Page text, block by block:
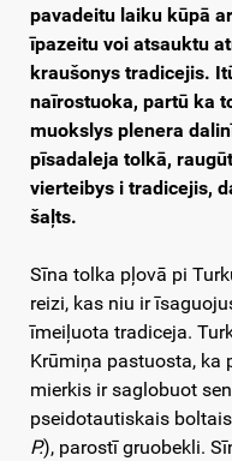
pavadeitu laiku kūpā
īpazeitu voi atsauktu
kraušonys tradicejis.
naīrostuoka, partū ka
muokslys plenera
pīsadaleja tolkā,
vierteibys i tradicejis,
šaļts.
Sīna tolka pļovā pi
reizi, kas niu ir
īmeiļuota tradiceja.
Krūmiņa pastuosta, ka
mierkis ir saglobuot
pseidotautiskais boltais
P.), parostī gruobekli.